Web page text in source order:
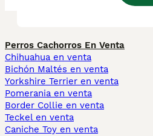
Perros Cachorros En Venta
Chihuahua en venta
Bichón Maltés en venta
Yorkshire Terrier en venta
Pomerania en venta
Border Collie en venta
Teckel en venta
Caniche Toy en venta